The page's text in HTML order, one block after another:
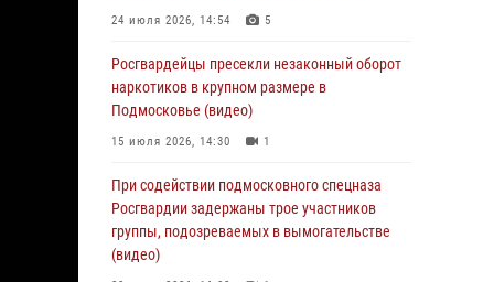
Сотрудники спецподразделения
отработали навыки огневой подготовки на
04 августа 2026, 12:21
выезжали по сигналам «Тревога» с
охраняемых объектов в Подмосковье
04 августа 2026, 12:15
24 июля 2026, 14:54 5
Росгвардейцы пресекли незаконный оборот
наркотиков в крупном размере в
Подмосковье (видео)
15 июля 2026, 14:30 1
При содействии подмосковного спецназа
Росгвардии задержаны трое участников
группы, подозреваемых в вымогательстве
(видео)